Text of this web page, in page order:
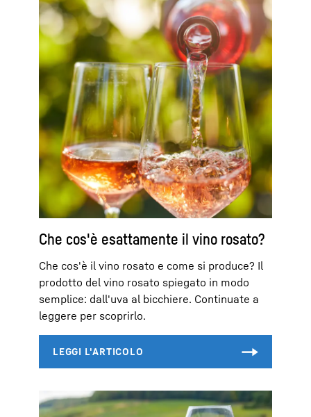
Che cos'è esattamente il vino rosato?
Che cos'è il vino rosato e come si produce? Il
prodotto del vino rosato spiegato in modo
semplice: dall'uva al bicchiere. Continuate a
leggere per scoprirlo.